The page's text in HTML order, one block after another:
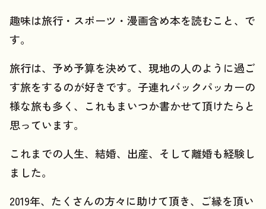
趣味は旅行・スポーツ・漫画含め本を読むこと、で
す。
旅行は、予め予算を決めて、現地の人のように過ご
す旅をするのが好きです。子連れバックパッカーの
様な旅も多く、これもまいつか書かせて頂けたらと
思っています。
これまでの人生、結婚、出産、そして離婚も経験し
ました。
2019年、たくさんの方々に助けて頂き、ご縁を頂い